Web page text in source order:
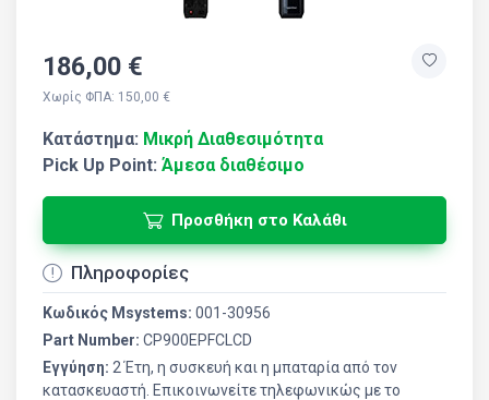
186,00 €
Χωρίς ΦΠΑ: 150,00 €
Κατάστημα: Μικρή Διαθεσιμότητα
Pick Up Point: Άμεσα διαθέσιμο
Προσθήκη στο Καλάθι
Πληροφορίες
Κωδικός Msystems: 001-30956
Part Number: CP900EPFCLCD
Εγγύηση: 2 Έτη, η συσκευή και η μπαταρία από τον
κατασκευαστή. Επικοινωνείτε τηλεφωνικώς με το